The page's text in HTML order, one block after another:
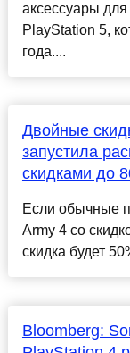
аксессуары
PlayStation 5,
года....
Двойные
запустила
скидками до
Если обычные
Army 4 со
скидка будет
Bloomberg: